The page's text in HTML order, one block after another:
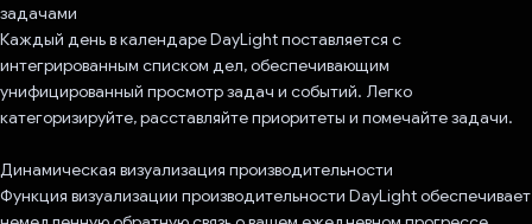
задачами
Каждый день в календаре DayLight поставляется с
интегрированным списком дел, обеспечивающим
унифицированный просмотр задач и событий. Легко
категоризируйте, расставляйте приоритеты и помечайте задачи.
Динамическая визуализация производительности
Функция визуализации производительности DayLight обеспечивает